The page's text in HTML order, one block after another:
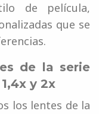
de película,
que se
de la serie
y 2x
los lentes de la